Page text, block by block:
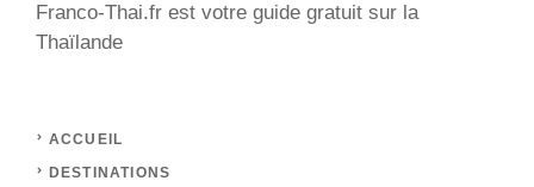
Franco-Thai.fr est votre guide gratuit sur la
Thaïlande
ACCUEIL
DESTINATIONS